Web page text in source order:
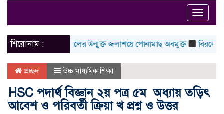
Toggle
শিরোনাম :চলনবিলের উন্মুক্ত জলাশয়ে পোনামাছ অবমুক্ত বিরলে
প্রচ্ছদ উচ্চ মাধ্যমিক শিক্ষা
HSC পদার্থ বিজ্ঞান ২য় পত্র ৫ম অধ্যায় তড়িৎ
আবেশ ও পরিবর্তী ক্রিয়া খ প্রশ্ন ও উত্তর